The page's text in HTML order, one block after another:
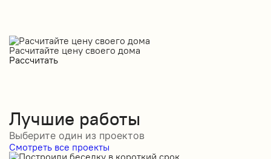
Расчитайте цену своего дома
Рассчитать
Лучшие работы
Выберите один из проектов
Смотреть все проекты